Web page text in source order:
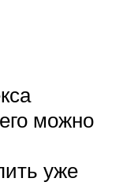
можно
уже